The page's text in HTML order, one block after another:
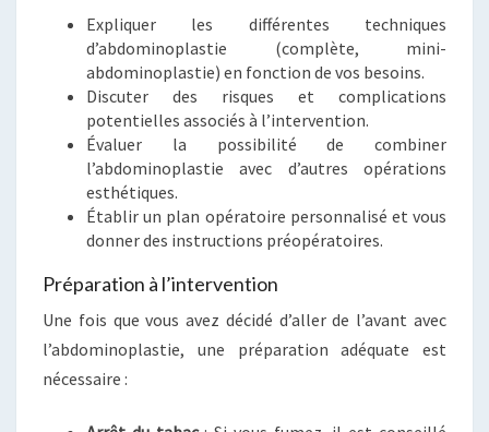
Expliquer les différentes techniques
d’abdominoplastie (complète, mini-
abdominoplastie) en fonction de vos besoins.
Discuter des risques et complications
potentielles associés à l’intervention.
Évaluer la possibilité de combiner
l’abdominoplastie avec d’autres opérations
esthétiques.
Établir un plan opératoire personnalisé et vous
donner des instructions préopératoires.
Préparation à l’intervention
Une fois que vous avez décidé d’aller de l’avant avec
l’abdominoplastie, une préparation adéquate est
nécessaire :